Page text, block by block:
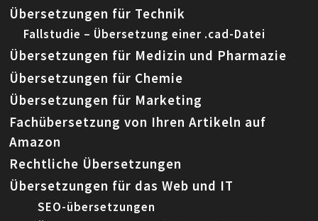
Übersetzungen für Technik
Fallstudie – Übersetzung einer .cad-Datei
Übersetzungen für Medizin und Pharmazie
Übersetzungen für Chemie
Übersetzungen für Marketing
Fachübersetzung von Ihren Artikeln auf
Amazon
Rechtliche Übersetzungen
Übersetzungen für das Web und IT
SEO-übersetzungen